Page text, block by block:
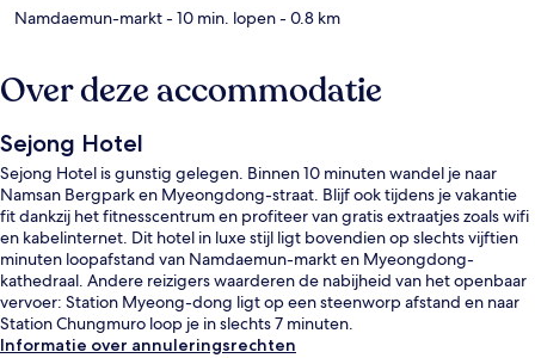
Namdaemun-markt- 10 min. lopen- 0.8 km
Over deze accommodatie
Sejong Hotel
Sejong Hotel is gunstig gelegen. Binnen 10 minuten wandel je naar
Namsan Bergpark en Myeongdong-straat. Blijf ook tijdens je vakantie
fit dankzij het fitnesscentrum en profiteer van gratis extraatjes zoals wifi
en kabelinternet. Dit hotel in luxe stijl ligt bovendien op slechts vijftien
minuten loopafstand van Namdaemun-markt en Myeongdong-
kathedraal. Andere reizigers waarderen de nabijheid van het openbaar
vervoer: Station Myeong-dong ligt op een steenworp afstand en naar
Station Chungmuro loop je in slechts 7 minuten.
Informatie over annuleringsrechten